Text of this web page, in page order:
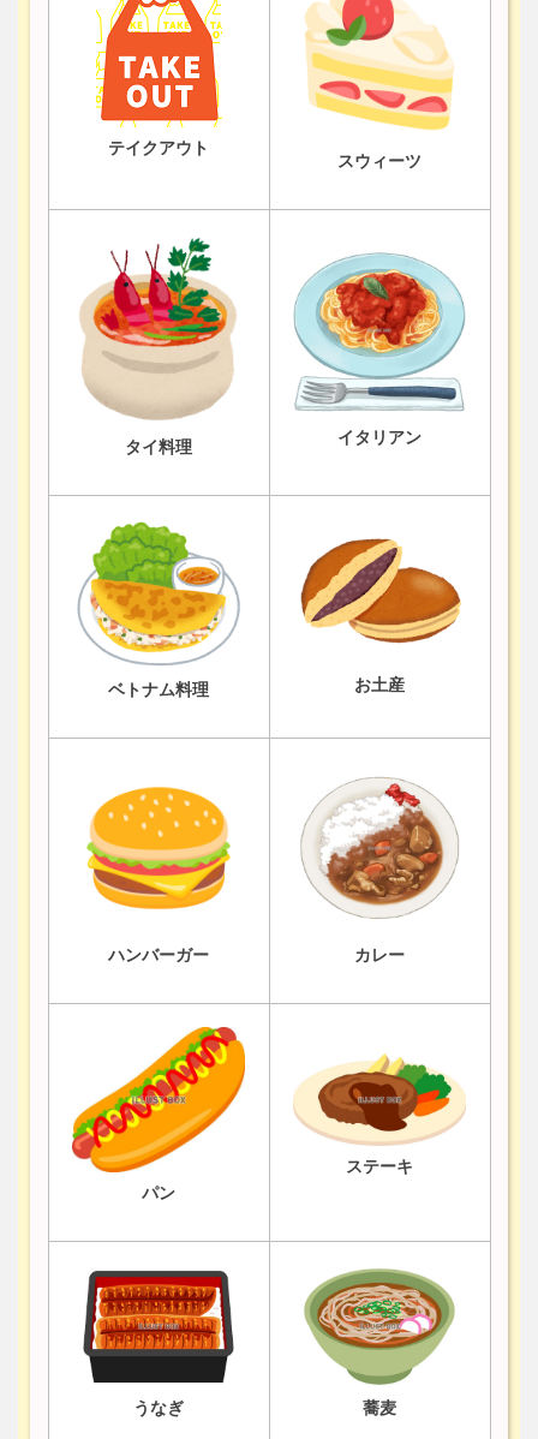
テイクアウト
スウィーツ
タイ料理
イタリアン
ベトナム料理 お土産
ハンバーガー カレー
パン
ステーキ
うなぎ 蕎麦